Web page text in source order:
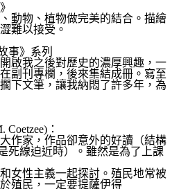
動物、植物做完美的結合。描繪
難以接受。
事》系列
啟我之後對歷史的濃厚興趣， 一
副刊專欄，後來集結成冊 。寫至
下文筆，讓我納悶了許多年，為
Coetzee)：
作家，作品卻意外的好讀（結構
死線迫近時）。雖然是為了上課
女性主義一起探討。殖民地常被
殖民，一定要提薩伊得